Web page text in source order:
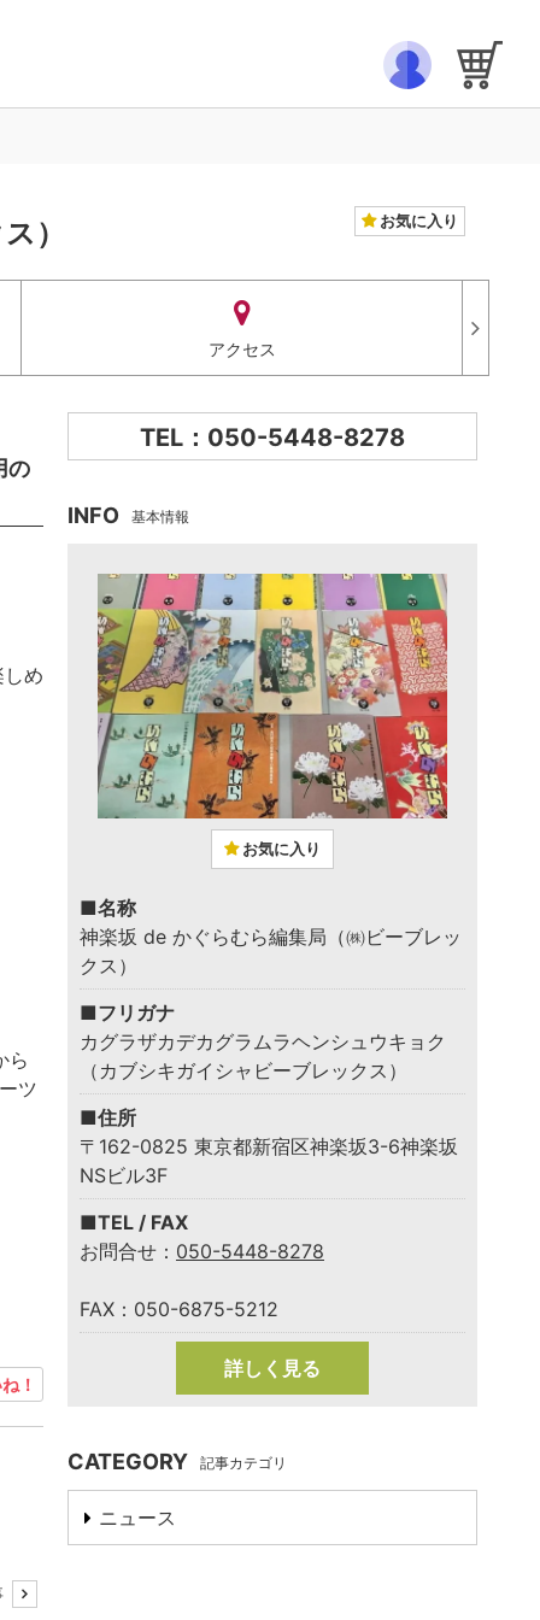
） お気に入り
アクセス
の
め
ら
ツ
！
TEL：050-5448-8278
INFO 基本情報
お気に入り
■名称
神楽坂 de かぐらむら編集局（㈱ビーブレッ
クス）
■フリガナ
カグラザカデカグラムラヘンシュウキョク
（カブシキガイシャビーブレックス）
■住所
〒162-0825 東京都新宿区神楽坂3-6神楽坂
NSビル3F
■TEL / FAX
お問合せ： 050-5448-8278
FAX：050-6875-5212
詳しく見る
CATEGORY 記事カテゴリ
ニュース